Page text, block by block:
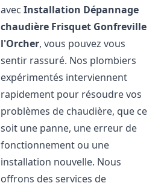
avecInstallation Dépannage
chaudière Frisquet Gonfreville
l'Orcher, vous pouvez vous
sentir rassuré. Nos plombiers
expérimentés interviennent
rapidement pour résoudre vos
problèmes de chaudière, que ce
soit une panne, une erreur de
fonctionnement ou une
installation nouvelle. Nous
offrons des services de